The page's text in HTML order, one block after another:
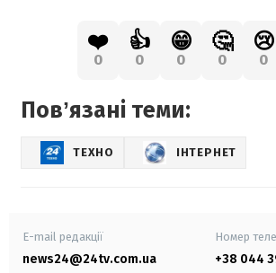
❤️
0
👍
0
😁
0
🤔
0
😢
0
Повʼязані теми:
ТЕХНО ІНТЕРНЕТ
E-mail редакції
news24@24tv.com.ua
Номер
+38 044